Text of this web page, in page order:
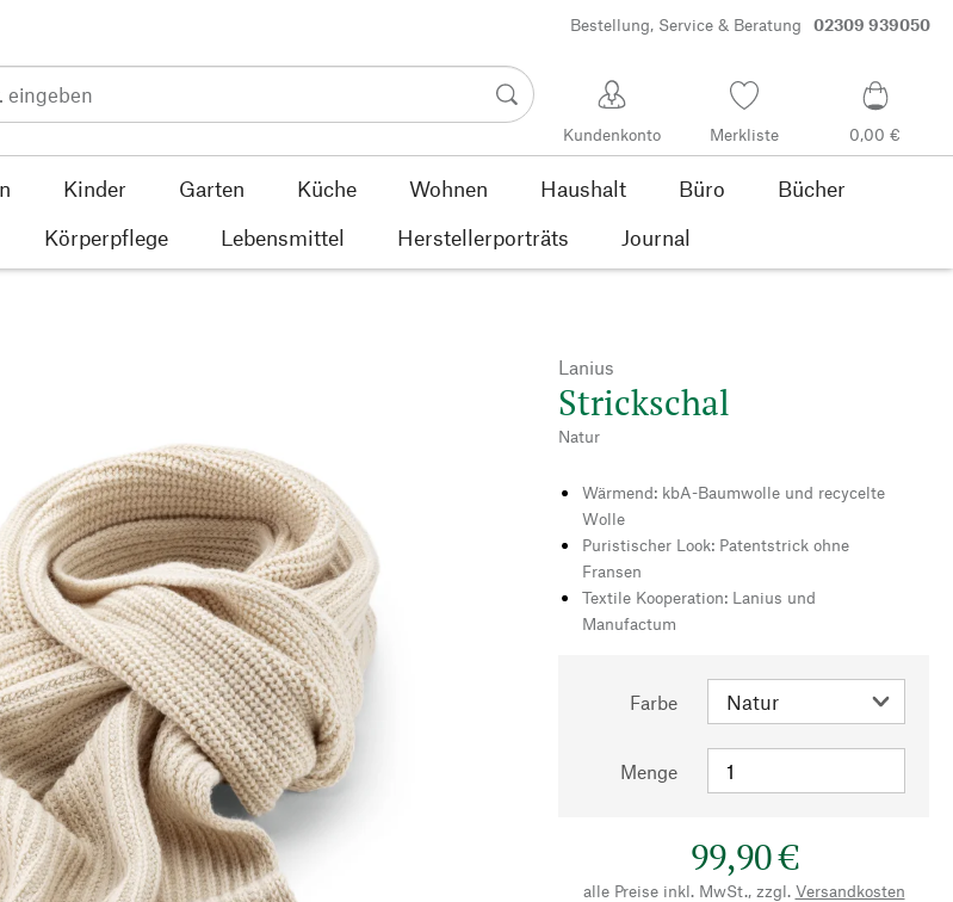
Bestellung, Service & Beratung 02309 939050
Kundenkonto Merkliste 0,00 €
Kinder Garten Küche Wohnen Haushalt Büro
Bücher
Körperpflege Lebensmittel Herstellerporträts Journal
Lanius
Strickschal
Natur
Wärmend: kbA-Baumwolle und recycelte
Wolle
Puristischer Look: Patentstrick ohne
Fransen
Textile Kooperation: Lanius und
Manufactum
Farbe
Menge
99,90 €
alle Preise inkl. MwSt., zzgl. Versandkosten